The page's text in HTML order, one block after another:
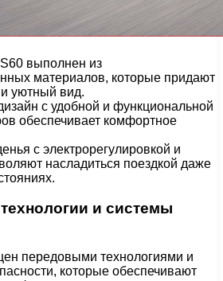
выполнен из
материалов, которые придают
уютный вид.
с удобной и функциональной
обеспечивает комфортное
с электрорегулировкой и
насладиться поездкой даже
и системы
передовыми технологиями и
которые обеспечивают